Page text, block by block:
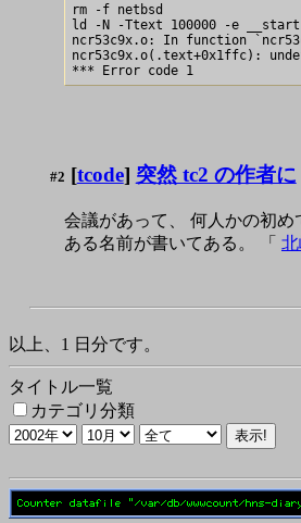
rm -f netbsd
ld -N -Ttext 100000 -e __start
ncr53c9x.o: In function
ncr53c9x.o(.text+0x1ffc):
#2 [tcode] 突然 tc2 の作者に
会議があって、 何人かの初
ある名前が書いてある。 「
以上、1 日分です。
タイトル一覧
カテゴリ分類